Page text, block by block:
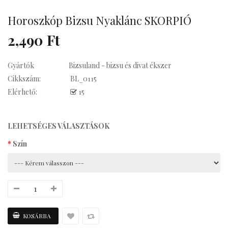
Horoszkóp Bizsu Nyaklánc SKORPIÓ
2,490 Ft
Gyártók
Bizsuland - bizsu és divat ékszer
Cikkszám:
BL_0115
Elérhető:
15
LEHETSÉGES VÁLASZTÁSOK
Szín